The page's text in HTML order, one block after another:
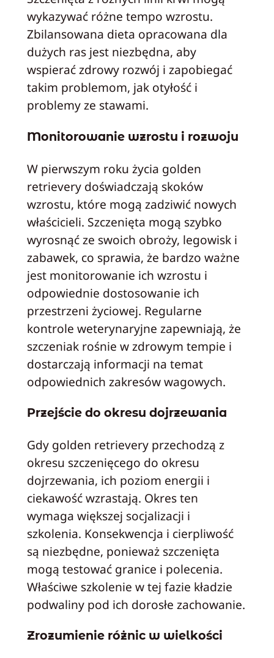
wykazywać różne tempo wzrostu.
Zbilansowana dieta opracowana dla
dużych ras jest niezbędna, aby
wspierać zdrowy rozwój i zapobiegać
takim problemom, jak otyłość i
problemy ze stawami.
Monitorowanie wzrostu i rozwoju
W pierwszym roku życia golden
retrievery doświadczają skoków
wzrostu, które mogą zadziwić nowych
właścicieli. Szczenięta mogą szybko
wyrosnąć ze swoich obroży, legowisk i
zabawek, co sprawia, że bardzo ważne
jest monitorowanie ich wzrostu i
odpowiednie dostosowanie ich
przestrzeni życiowej. Regularne
kontrole weterynaryjne zapewniają, że
szczeniak rośnie w zdrowym tempie i
dostarczają informacji na temat
odpowiednich zakresów wagowych.
Przejście do okresu dojrzewania
Gdy golden retrievery przechodzą z
okresu szczenięcego do okresu
dojrzewania, ich poziom energii i
ciekawość wzrastają. Okres ten
wymaga większej socjalizacji i
szkolenia. Konsekwencja i cierpliwość
są niezbędne, ponieważ szczenięta
mogą testować granice i polecenia.
Właściwe szkolenie w tej fazie kładzie
podwaliny pod ich dorosłe zachowanie.
Zrozumienie różnic w wielkości